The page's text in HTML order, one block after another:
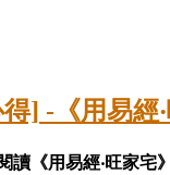
] -《用易經‧
讀《用易經‧旺家宅